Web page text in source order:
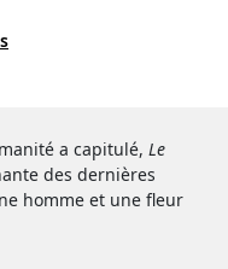
a capitulé, Le
des dernières
homme et une fleur